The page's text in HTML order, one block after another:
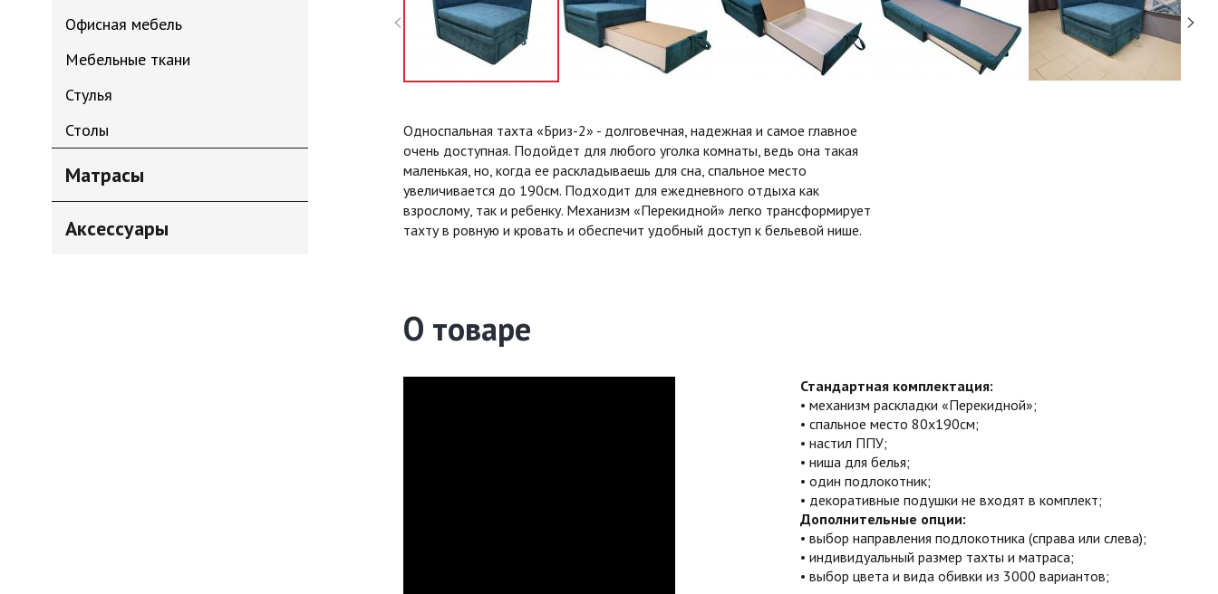
Офисная мебель
Мебельные ткани
Стулья
Столы
Матрасы
Аксессуары
Односпальная тахта «Бриз-2» - долговечная, надежная и самое главное
очень доступная. Подойдет для любого уголка комнаты, ведь она такая
маленькая, но, когда ее раскладываешь для сна, спальное место
увеличивается до 190см. Подходит для ежедневного отдыха как
взрослому, так и ребенку. Механизм «Перекидной» легко трансформирует
тахту в ровную и кровать и обеспечит удобный доступ к бельевой нише.
О товаре
Стандартная комплектация:
механизм раскладки «Перекидной»;
спальное место 80х190см;
настил ППУ;
ниша для белья;
один подлокотник;
декоративные подушки не входят в комплект;
Дополнительные опции:
выбор направления подлокотника (справа или слева);
индивидуальный размер тахты и матраса;
выбор цвета и вида обивки из 3000 вариантов;